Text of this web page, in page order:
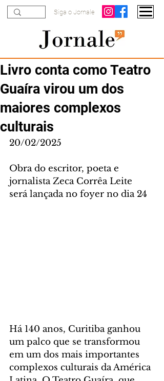
Siga o Jornale
Livro conta como Teatro
Guaíra virou um dos
maiores complexos
culturais
20/02/2025
Obra do escritor, poeta e
jornalista Zeca Corrêa Leite
será lançada no foyer no dia 24
Há 140 anos, Curitiba ganhou
um palco que se transformou
em um dos mais importantes
complexos culturais da América